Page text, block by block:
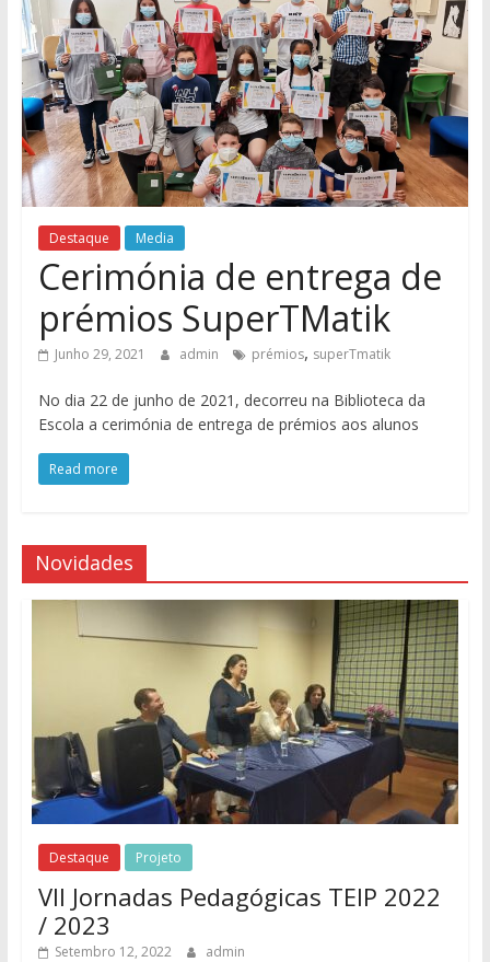
Destaque Media
Cerimónia de entrega de
prémios SuperTMatik
Junho 29, 2021 admin prémios, superTmatik
No dia 22 de junho de 2021, decorreu na Biblioteca da
Escola a cerimónia de entrega de prémios aos alunos
Read more
Novidades
Destaque Projeto
VII Jornadas Pedagógicas TEIP 2022
/ 2023
Setembro 12, 2022 admin